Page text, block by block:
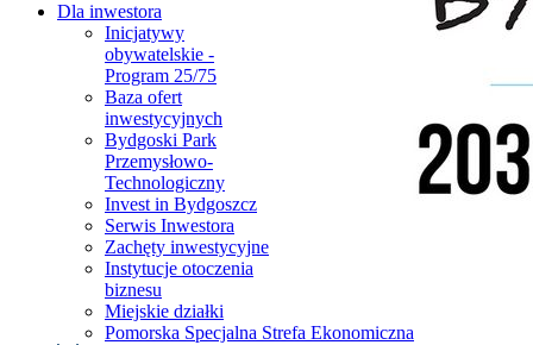
Dla inwestora
Inicjatywy
obywatelskie -
Program 25/75
Baza ofert
inwestycyjnych
Bydgoski Park
Przemysłowo-
Technologiczny
Invest in Bydgoszcz
Serwis Inwestora
Zachęty inwestycyjne
Instytucje otoczenia
biznesu
Miejskie działki
Pomorska Specjalna Strefa Ekonomiczna